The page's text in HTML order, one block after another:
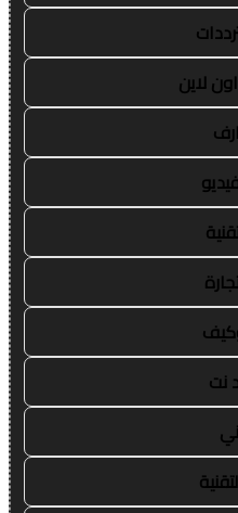
لاين
نت